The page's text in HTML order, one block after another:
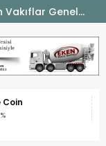
Vakıflar Genel
Coin